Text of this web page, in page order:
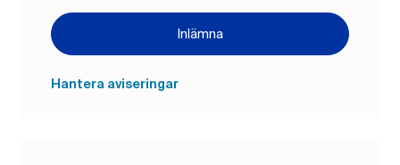
Inlämna
Hantera aviseringar